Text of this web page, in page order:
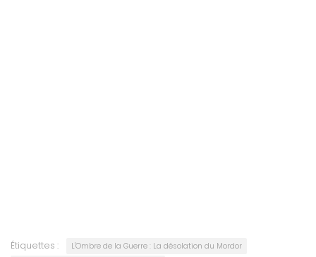
Étiquettes :
L'Ombre de la Guerre : La désolation du Mordor